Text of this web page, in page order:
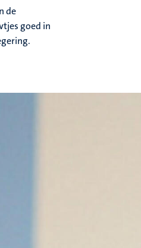
de
goed in